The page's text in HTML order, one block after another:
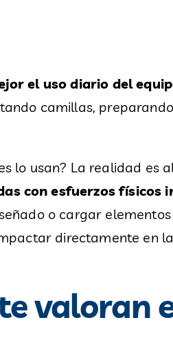
el uso diario del
camillas,
lo usan? La realidad es
con esfuerzos físicos
o cargar elementos
directamente en
valoran